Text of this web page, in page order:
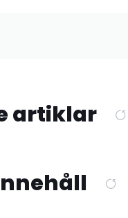
artiklar